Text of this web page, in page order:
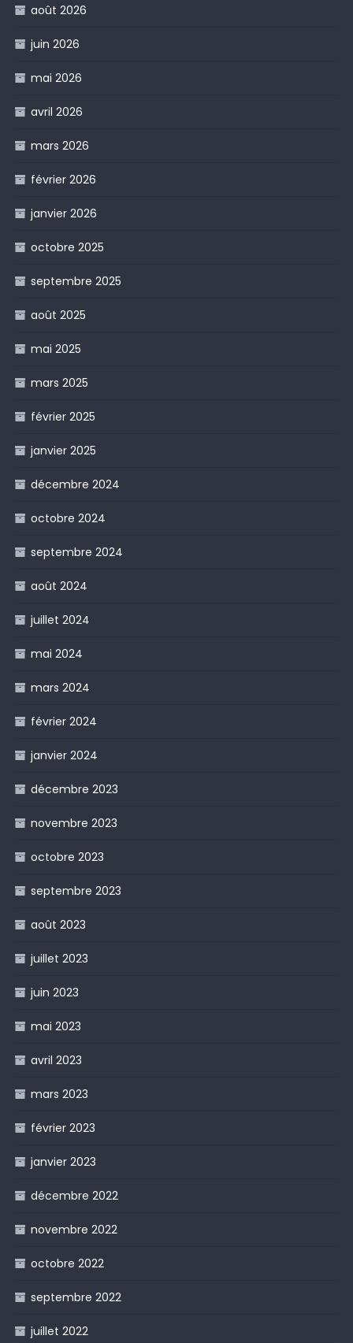
août 2026
juin 2026
mai 2026
avril 2026
mars 2026
février 2026
janvier 2026
octobre 2025
septembre 2025
août 2025
mai 2025
mars 2025
février 2025
janvier 2025
décembre 2024
octobre 2024
septembre 2024
août 2024
juillet 2024
mai 2024
mars 2024
février 2024
janvier 2024
décembre 2023
novembre 2023
octobre 2023
septembre 2023
août 2023
juillet 2023
juin 2023
mai 2023
avril 2023
mars 2023
février 2023
janvier 2023
décembre 2022
novembre 2022
octobre 2022
septembre 2022
juillet 2022